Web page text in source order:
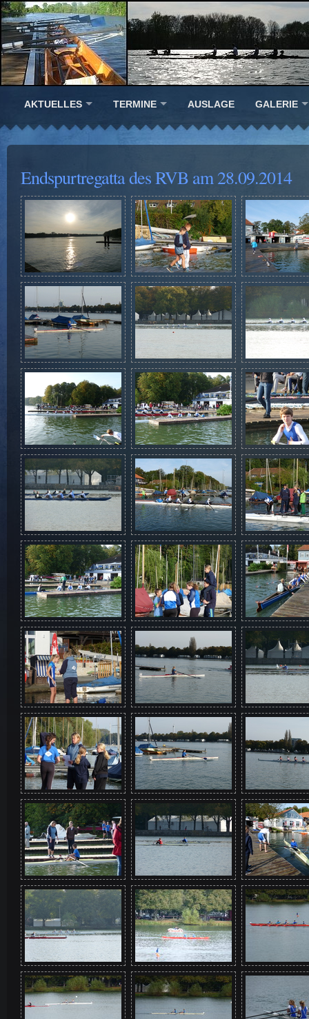
AKTUELLES TERMINE AUSLAGE GALERIE
Endspurtregatta des RVB am 28.09.2014